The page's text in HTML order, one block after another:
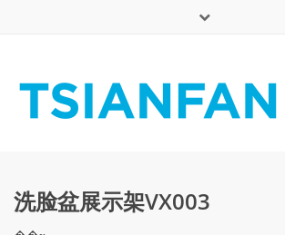
周一 - 周六: 7:00 - 17:00
洗脸盆展示架VX003